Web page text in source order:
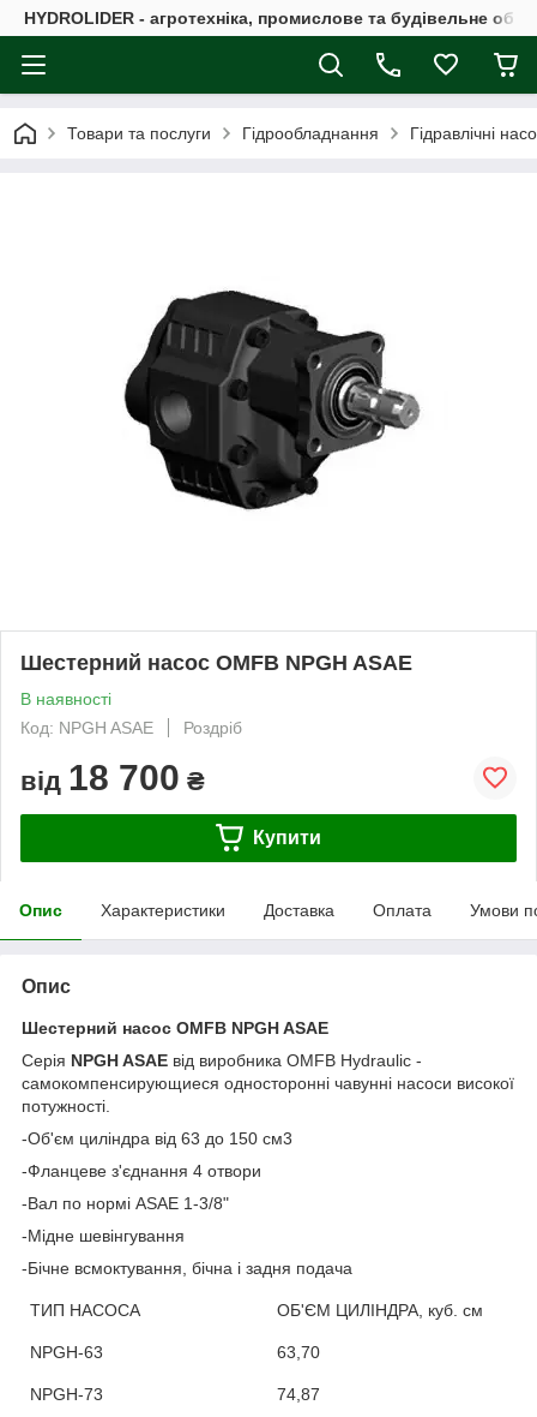
HYDROLIDER - агротехніка, промислове та будівельне
Товари та послуги Гідрообладнання Гідравлічні
Шестерний насос OMFB NPGH ASAE
В наявності
Код: NPGH ASAE
Роздріб
від 18 700 ₴
Купити
Опис Характеристики Доставка Оплата Умови
Опис
Шестерний насос OMFB NPGH ASAE
Серія NPGH ASAE від виробника OMFB Hydraulic -
самокомпенсирующиеся односторонні чавунні насоси високої
потужності.
-Об'єм циліндра від 63 до 150 см3
-Фланцеве з'єднання 4 отвори
-Вал по нормі ASAE 1-3/8"
-Мідне шевінгування
-Бічне всмоктування, бічна і задня подача
ТИП НАСОСА ОБ'ЄМ ЦИЛІНДРА, куб. см
NPGH-63 63,70
NPGH-73 74,87